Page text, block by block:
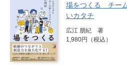
場をつくる チー
いカタチ
広江 朋紀 著
1,980円（税込）